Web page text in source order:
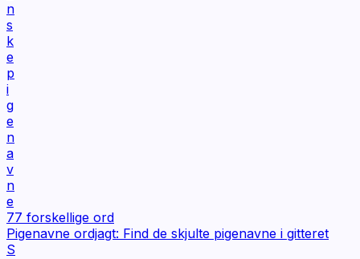
n
s
k
e
p
i
g
e
n
a
v
n
e
77 forskellige ord
Pigenavne ordjagt: Find de skjulte pigenavne i gitteret
S